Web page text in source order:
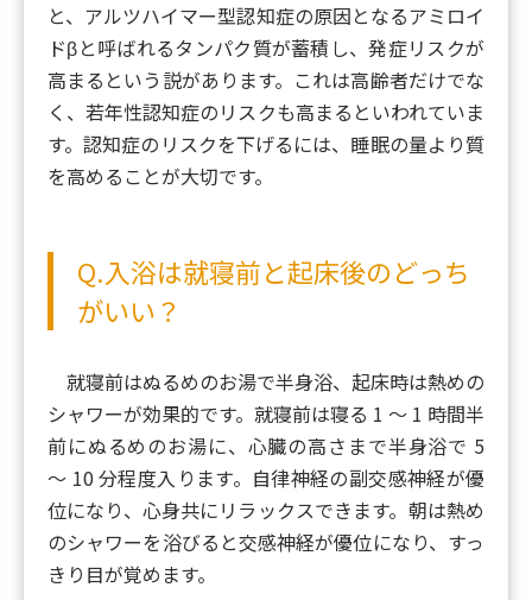
と、アルツハイマー型認知症の原因となるアミロイ
ドβと呼ばれるタンパク質が蓄積し、発症リスクが
高まるという説があります。これは高齢者だけでな
く、若年性認知症のリスクも高まるといわれていま
す。認知症のリスクを下げるには、睡眠の量より質
を高めることが大切です。
Q.入浴は就寝前と起床後のどっち
がいい？
就寝前はぬるめのお湯で半身浴、起床時は熱めの
シャワーが効果的です。就寝前は寝る 1 ～ 1 時間半
前にぬるめのお湯に、心臓の高さまで半身浴で 5
～ 10 分程度入ります。自律神経の副交感神経が優
位になり、心身共にリラックスできます。朝は熱め
のシャワーを浴びると交感神経が優位になり、すっ
きり目が覚めます。